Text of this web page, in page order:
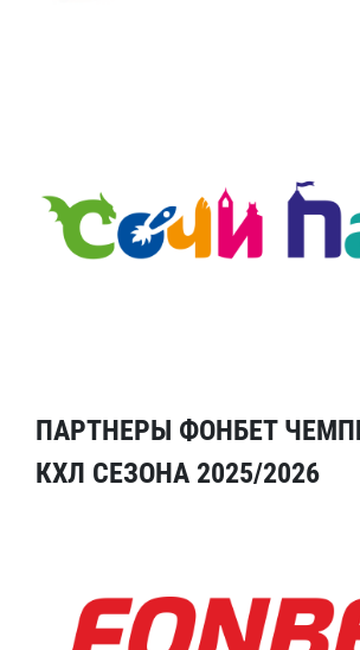
ПАРТНЕРЫ ФОНБЕТ
КХЛ СЕЗОНА 2025/2026